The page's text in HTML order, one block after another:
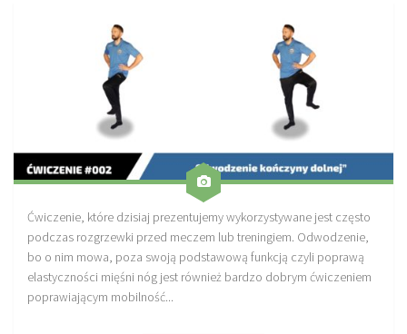
Ćwiczenie, które dzisiaj prezentujemy wykorzystywane jest często
podczas rozgrzewki przed meczem lub treningiem. Odwodzenie,
bo o nim mowa, poza swoją podstawową funkcją czyli poprawą
elastyczności mięśni nóg jest również bardzo dobrym ćwiczeniem
poprawiającym mobilność...